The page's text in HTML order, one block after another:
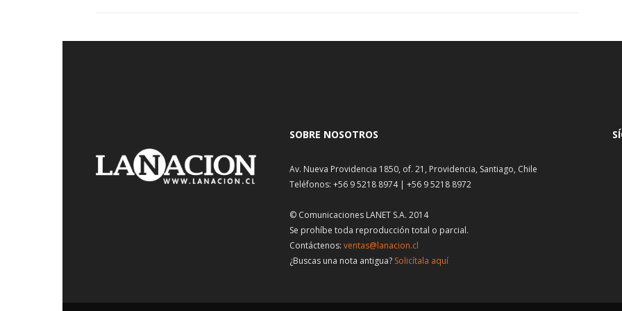
SOBRE NOSOTROS
Av. Nueva Providencia 1850, of. 21, Providencia, Santiago, Chile
Teléfonos: +56 9 5218 8974 | +56 9 5218 8972
© Comunicaciones LANET S.A. 2014
Se prohíbe toda reproducción total o parcial.
Contáctenos: ventas@lanacion.cl
¿Buscas una nota antigua? Solicítala aquí